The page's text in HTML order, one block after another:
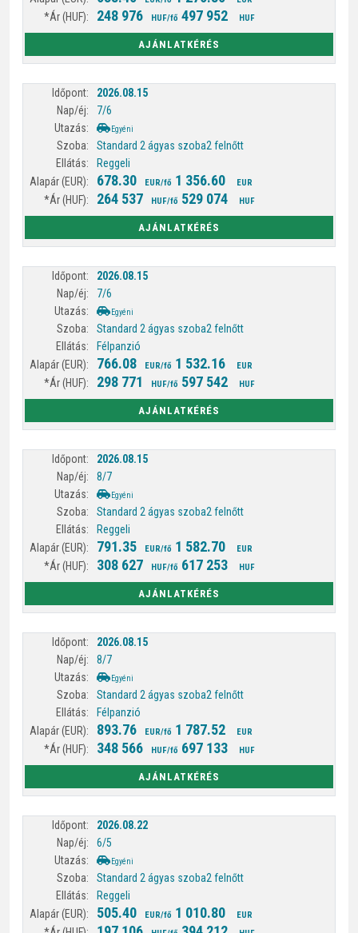
248 976 HUF/fő 497 952 HUF
AJÁNLATKÉRÉS
2026.08.15
7/6
Egyéni
Standard 2 ágyas szoba2 felnőtt
Reggeli
678.30 EUR/fő 1 356.60 EUR
264 537 HUF/fő 529 074 HUF
AJÁNLATKÉRÉS
2026.08.15
7/6
Egyéni
Standard 2 ágyas szoba2 felnőtt
Félpanzió
766.08 EUR/fő 1 532.16 EUR
298 771 HUF/fő 597 542 HUF
AJÁNLATKÉRÉS
2026.08.15
8/7
Egyéni
Standard 2 ágyas szoba2 felnőtt
Reggeli
791.35 EUR/fő 1 582.70 EUR
308 627 HUF/fő 617 253 HUF
AJÁNLATKÉRÉS
2026.08.15
8/7
Egyéni
Standard 2 ágyas szoba2 felnőtt
Félpanzió
893.76 EUR/fő 1 787.52 EUR
348 566 HUF/fő 697 133 HUF
AJÁNLATKÉRÉS
2026.08.22
6/5
Egyéni
Standard 2 ágyas szoba2 felnőtt
Reggeli
505.40 EUR/fő 1 010.80 EUR